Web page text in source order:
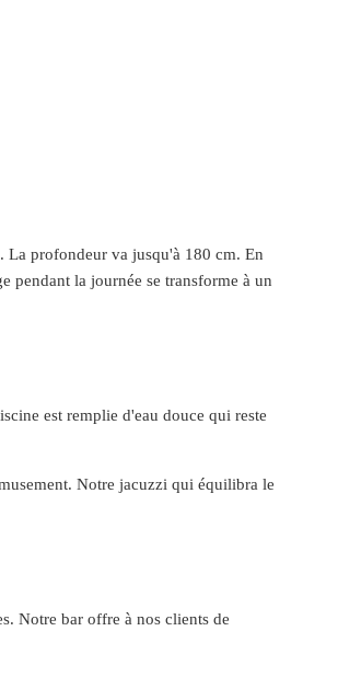
La profondeur va jusqu'à 180 cm. En
pendant la journée se transforme à un
est remplie d'eau douce qui reste
Notre jacuzzi qui équilibra le
Notre bar offre à nos clients de